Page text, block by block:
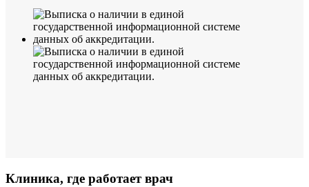
Клиника, где работает врач